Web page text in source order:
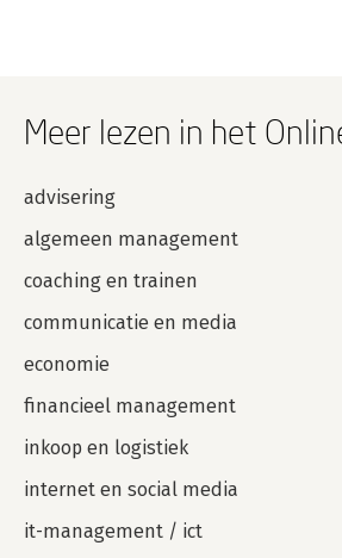
Meer lezen in het
advisering
algemeen management
coaching en trainen
communicatie en media
economie
financieel management
inkoop en logistiek
internet en social media
it-management / ict